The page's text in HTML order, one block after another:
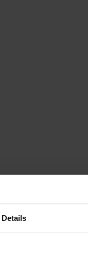
Details